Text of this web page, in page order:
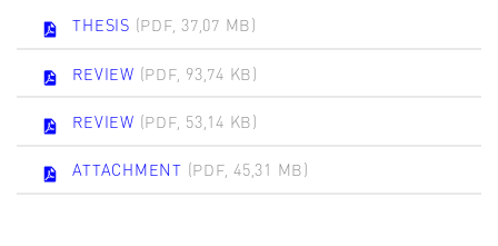
THESIS (PDF, 37,07 MB)
REVIEW (PDF, 93,74 KB)
REVIEW (PDF, 53,14 KB)
ATTACHMENT (PDF, 45,31 MB)